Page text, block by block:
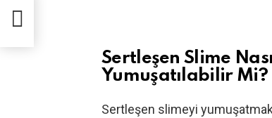
Sertleşen Slime
Yumuşatılabilir Mi?
Sertleşen slimeyi